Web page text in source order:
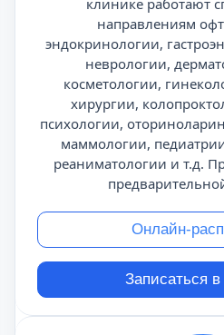
клинике работают
направлениям
эндокринологии,
неврологии,
косметологии,
хирургии,
психологии,
маммологии,
реаниматологии и т.д.
Онлайн-
Записаться в